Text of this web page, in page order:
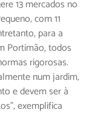
13 mercados no
com 11
para a
Portimão, todos
rigorosas.
num jardim,
e devem ser à
exemplifica